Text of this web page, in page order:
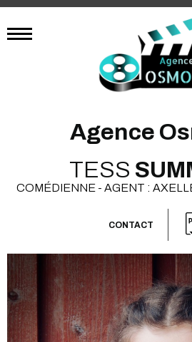
Agence
TESS
COMÉDIENNE - AGENT :
CONTACT